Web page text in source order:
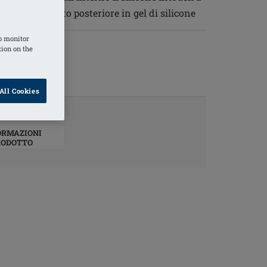
strato posteriore in gel di silicone
monitor
on the
Cookies